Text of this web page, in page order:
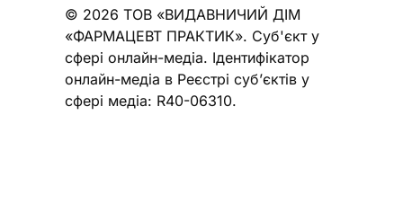
© 2026 ТОВ «ВИДАВНИЧИЙ ДІМ
«ФАРМАЦЕВТ ПРАКТИК». Cуб'єкт у
сфері онлайн-медіа. Ідентифікатор
онлайн-медіа в Реєстрі суб’єктів у
сфері медіа: R40-06310.